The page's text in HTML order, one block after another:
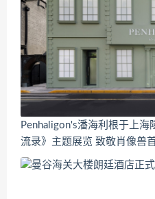
Penhaligon's潘海利根于上海
流录》主题展览 致敬肖像兽